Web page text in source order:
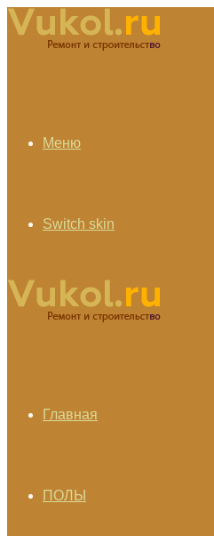
Меню
Switch skin
Главная
ПОЛЫ